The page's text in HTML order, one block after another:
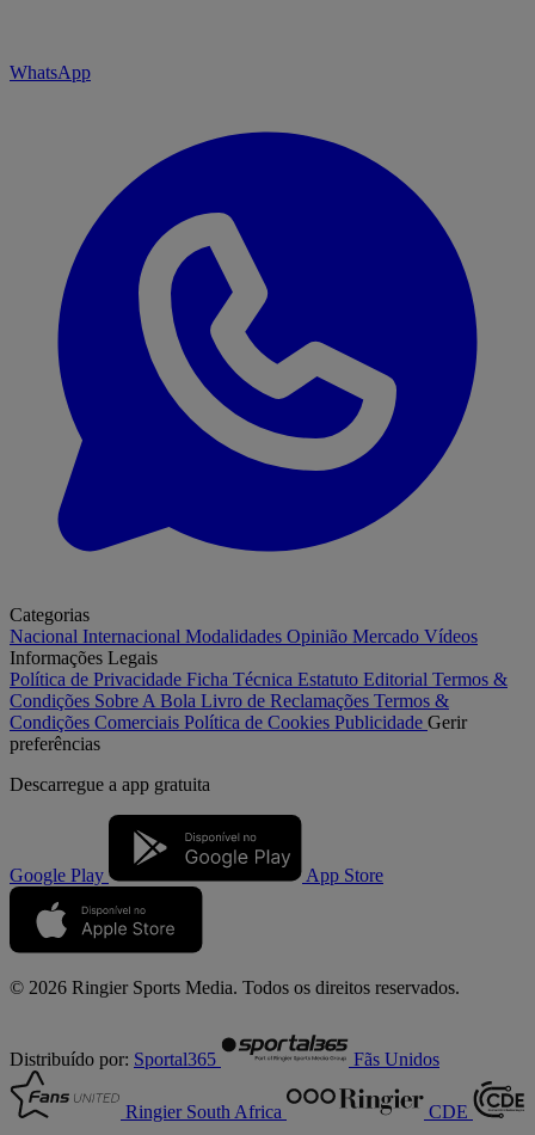
WhatsApp
Categorias
Nacional Internacional Modalidades Opinião Mercado Vídeos
Informações Legais
Política de Privacidade Ficha Técnica Estatuto Editorial Termos &
Condições Sobre A Bola Livro de Reclamações Termos &
Condições Comerciais Política de Cookies Publicidade Gerir
preferências
Descarregue a app gratuita
Google Play App Store
© 2026 Ringier Sports Media. Todos os direitos reservados.
Distribuído por: Sportal365 Fãs Unidos
Ringier South Africa CDE